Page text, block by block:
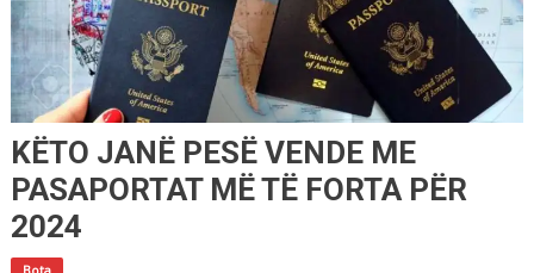
KËTO JANË PESË VENDE ME
PASAPORTAT MË TË FORTA PËR
2024